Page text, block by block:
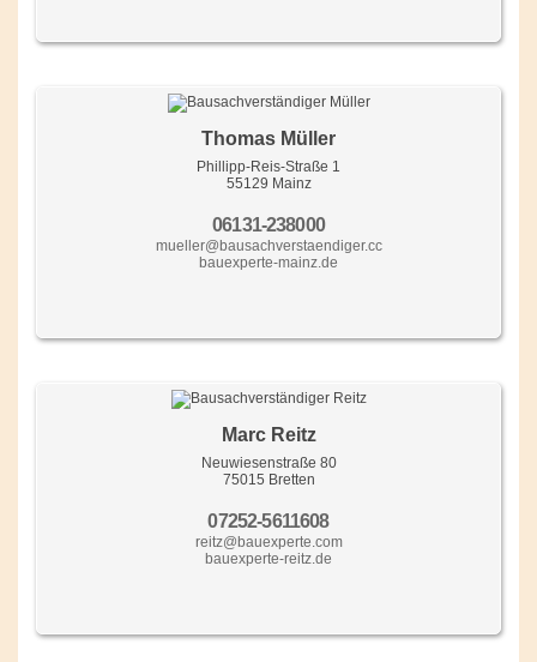
Thomas Müller
Phillipp-Reis-Straße 1
55129 Mainz
06131-238000
mueller@bausachverstaendiger.cc
bauexperte-mainz.de
Marc Reitz
Neuwiesenstraße 80
75015 Bretten
07252-5611608
reitz@bauexperte.com
bauexperte-reitz.de